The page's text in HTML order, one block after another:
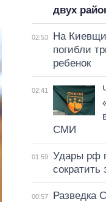
двух
02:53
На
погибли
ребенок
02:41
СМИ
01:59
Удары рф
сократить
00:57
Разведка